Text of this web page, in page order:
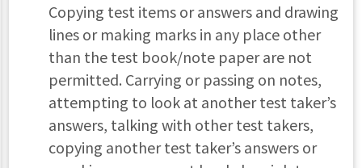
Copying test items or answers and drawing
lines or making marks in any place other
than the test book/note paper are not
permitted. Carrying or passing on notes,
attempting to look at another test taker’s
answers, talking with other test takers,
copying another test taker’s answers or